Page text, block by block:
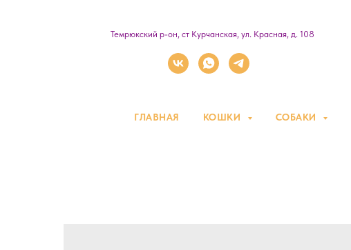
Темрюкский р-он, ст Курчанская, ул. Красная, д. 108
ГЛАВНАЯ КОШКИ СОБАКИ